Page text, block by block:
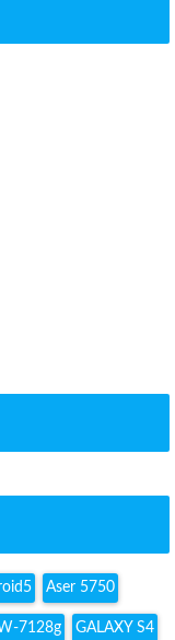
Aser 5750
7128g GALAXY S4